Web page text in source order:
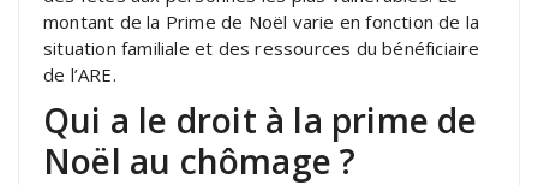
montant de la Prime de Noël varie en fonction de la
situation familiale et des ressources du bénéficiaire
de l’ARE.
Qui a le droit à la prime de
Noël au chômage ?